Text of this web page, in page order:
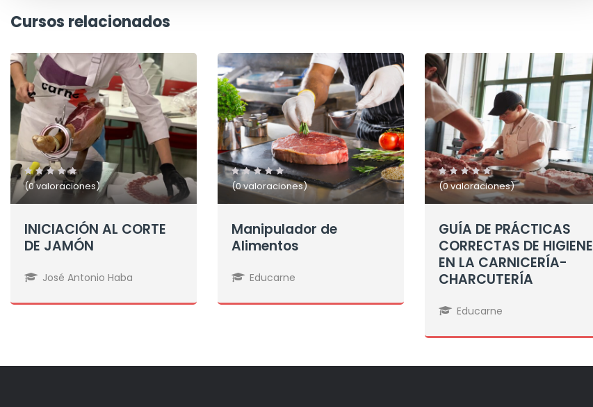
Cursos relacionados
(0 valoraciones)
INICIACIÓN AL CORTE
DE JAMÓN
José Antonio Haba
(0 valoraciones)
Manipulador de
Alimentos
Educarne
(0 valoraciones)
GUÍA DE PRÁCTICAS
CORRECTAS DE HIGIENE
EN LA CARNICERÍA-
CHARCUTERÍA
Educarne